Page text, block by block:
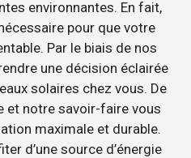
environnantes. En fait,
pour que votre
Par le biais de nos
une décision éclairée
solaires chez vous. De
et notre savoir-faire vous
maximale et durable.
d’une source d’énergie